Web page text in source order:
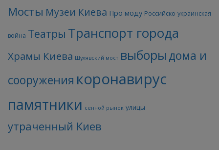
Мосты Музеи Киева Про моду Российско-украинская
война Театры Транспорт города
Храмы Киева Шулявский мост выборы дома и
сооружения коронавирус
памятники сенной рынок улицы
утраченный Киев